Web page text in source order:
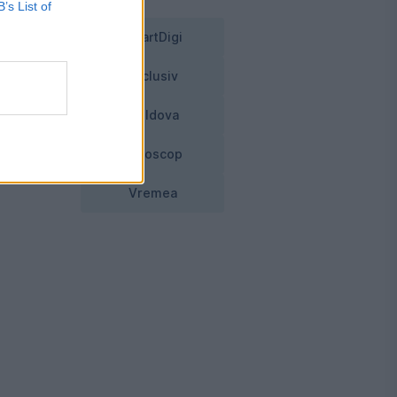
List of
SmartDigi
Exclusiv
Moldova
Horoscop
Vremea